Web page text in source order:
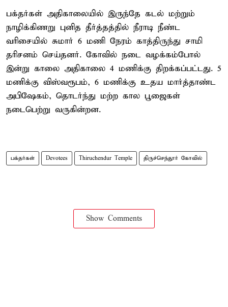
பக்தர்கள் அதிகாலையில் இருந்தே கடல் மற்றும்
நாழிக்கிணறு புனித தீர்த்தத்தில் நீராடி நீண்ட
வரிசையில் சுமார் 6 மணி நேரம் காத்திருந்து சாமி
தரிசனம் செய்தனர். கோவில் நடை வழக்கம்போல்
இன்று காலை அதிகாலை 4 மணிக்கு திறக்கப்பட்டது. 5
மணிக்கு விஸ்வரூபம், 6 மணிக்கு உதய மார்த்தாண்ட
அபிஷேகம், தொடர்ந்து மற்ற கால பூஜைகள்
நடைபெற்று வருகின்றன.
பக்தர்கள் Devotees Thiruchendur Temple திருச்செந்தூர் கோவில்
Show Comments